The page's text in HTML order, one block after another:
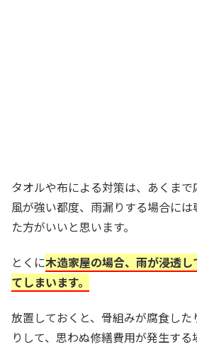
タオルや布による対策は、あくま
風が強い都度、雨漏りする場合に
た方がいいと思います。
とくに木造家屋の場合、雨が浸透
てしまいます。
放置しておくと、骨組みが腐食した
りして、思わぬ修繕費用が発生する